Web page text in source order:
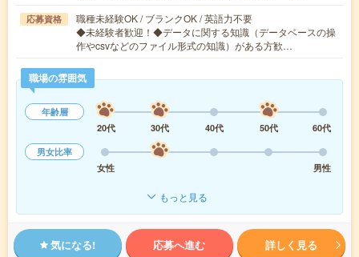
応募資格
職種未経験OK / ブランクOK / 英語力不要
◆未経験者歓迎！◆データに関する知識（データベースの操
作やcsvなどのファイル形式の知識）がある方歓…
職場の雰囲気
年齢層
20代
30代 40代 50代
60代
男女比率
女性
男性
もっと見る
気になる! 応募へ進む 詳しく見る